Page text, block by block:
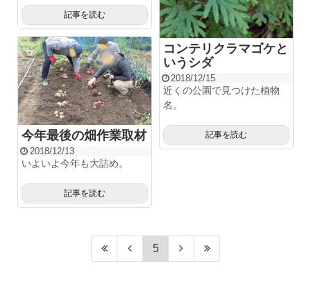
記事を読む
コンテリクラマゴケと
いうシダ
2018/12/15
近くの公園で見つけた植物
名。
記事を読む
今年最後の畑作業取材
2018/12/13
いよいよ今年も大詰め。
記事を読む
5